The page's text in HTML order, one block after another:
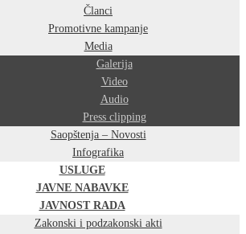
Članci
Promotivne kampanje
Media
Galerija
Video
Audio
Press clipping
Saopštenja – Novosti
Infografika
USLUGE
JAVNE NABAVKE
JAVNOST RADA
Zakonski i podzakonski akti